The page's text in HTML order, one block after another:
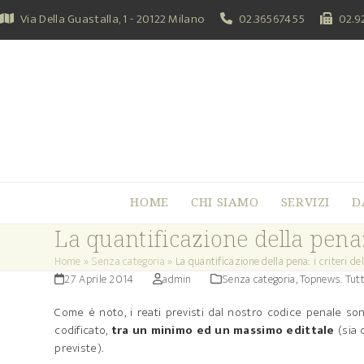
Skip
to
content
Via Della Guastalla, 1 - 20122 Milano 02.36567455
HOME CHI SIAMO SERVIZI
La quantificazione della
Home »Senza categoria » La quantificazione della pena: i criteri
27 Aprile 2014
admin Senza categoria,Topnews.
Come è noto, i reati previsti dal nostro codice penale
codificato, tra un minimo ed un massimo edittale (sia
previste).